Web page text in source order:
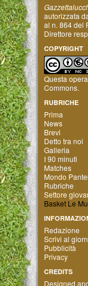
autorizzata
al n. 864 del
Direttore
COPYRIGHT
Questa
Commons.
RUBRICHE
Prima
News
Brevi
Detto tra noi
Galleria
I 90 minuti
Matches
Mondo
Rubriche
Settore
Basket Le
Redazione
Scrivi al
Pubblicità
Privacy
CREDITS
Designed